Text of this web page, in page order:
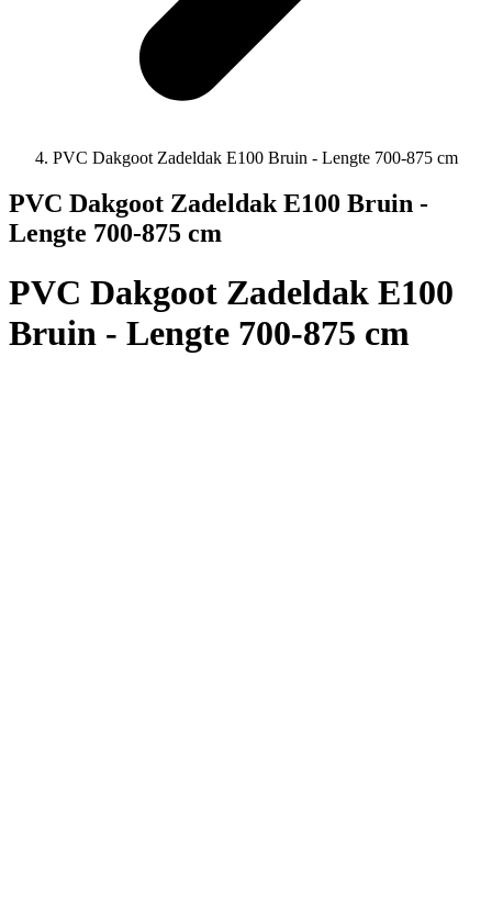
PVC Dakgoot Zadeldak E100 Bruin - Lengte 700-875 cm
PVC Dakgoot Zadeldak E100 Bruin -
Lengte 700-875 cm
PVC Dakgoot Zadeldak E100
Bruin - Lengte 700-875 cm